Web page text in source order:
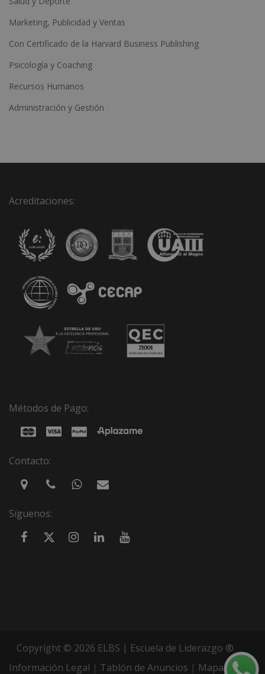
Marketing, Publicidad y Ventas
Con Certificado de la Harvard Business Publishing
Psicología y Coaching
Recursos Humanos
Administración y Gestión
Acreditaciones:
Métodos de Pago:
Contacto:
Síguenos:
Copyright © 2026 ELBS | Escuela de Liderazgo ®
Información Legal | Tablón de Anuncios | Mapa